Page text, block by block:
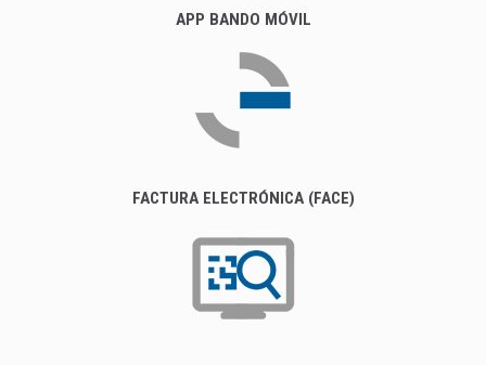
APP BANDO MÓVIL
FACTURA ELECTRÓNICA (FACE)